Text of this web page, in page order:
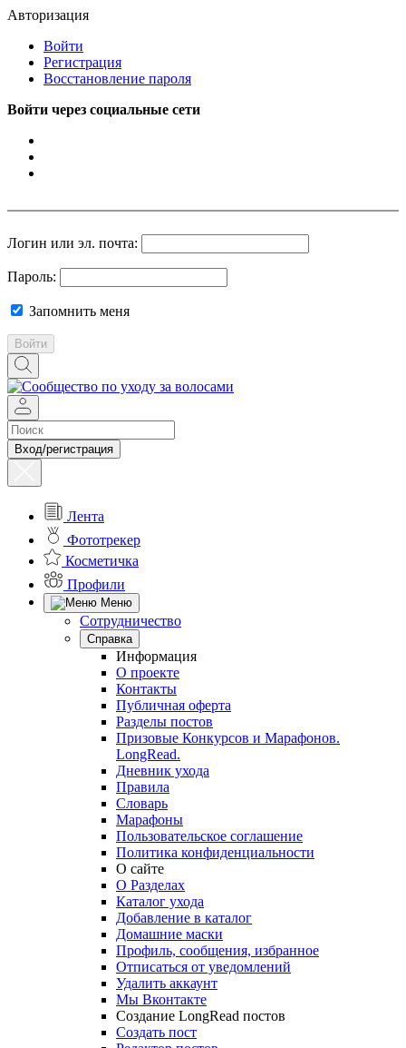
Авторизация
Войти
Регистрация
Восстановление пароля
Войти через социальные сети
Логин или эл. почта:
Пароль:
Запомнить меня
Войти
Вход/регистрация
Лента
Фототрекер
Косметичка
Профили
Меню
Сотрудничество
Справка
Информация
О проекте
Контакты
Публичная оферта
Разделы постов
Призовые Конкурсов и Марафонов.
LongRead.
Дневник ухода
Правила
Словарь
Марафоны
Пользовательское соглашение
Политика конфиденциальности
О сайте
О Разделах
Каталог ухода
Добавление в каталог
Домашние маски
Профиль, сообщения, избранное
Отписаться от уведомлений
Удалить аккаунт
Мы Вконтакте
Создание LongRead постов
Создать пост